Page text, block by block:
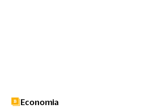
Economia